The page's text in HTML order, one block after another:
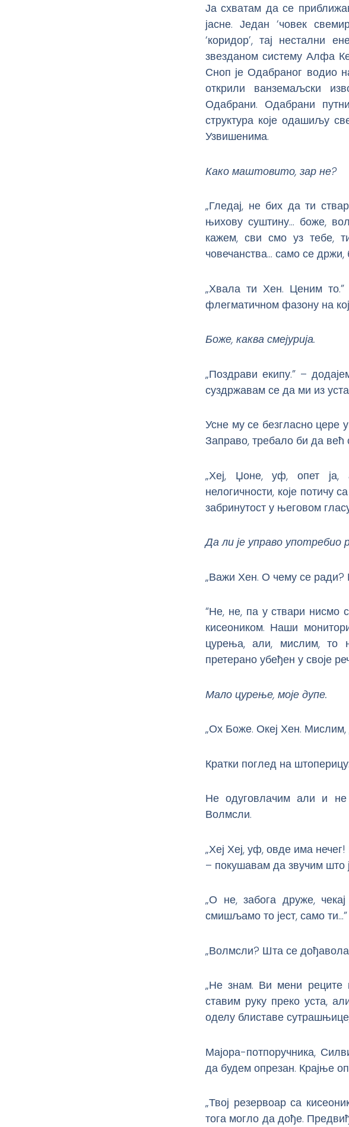
Ја схватам да се
јасне. Један ‘човек
‘коридор’, тај нестални
звезданом систему Алфа
Сноп је Одабраног водио
открили ванземаљски
Одабрани. Одабрани
структура које одашиљу
Узвишенима.
Како маштовито, зар не?
„Гледај, не бих да ти
њихову суштину… боже,
кажем, сви смо уз тебе,
човечанства… само се држи,
„Хвала ти Хен. Ценим
флегматичном фазону на
Боже, каква смејурија.
„Поздрави екипу.” –
суздржавам се да ми из уста
Усне му се безгласно цере
Заправо, требало би да већ
„Хеј, Џоне, уф, опет ја,
нелогичности, које потичу
забринутост у његовом
Да ли је управо употребио
„Важи Хен. О чему се ради?
“Не, не, па у ствари нисмо
кисеоником. Наши
цурења, али, мислим, то
претерано убеђен у своје
Мало цурење, моје дупе.
„Ох Боже. Океј Хен. Мислим,
Кратки поглед на
Не одуговлачим али и не
Волмсли.
„Хеј Хеј, уф, овде има
– покушавам да звучим што
„О не, забога друже,
смишљамо то јест, само
„Волмсли? Шта се
„Не знам. Ви мени реците
ставим руку преко уста,
оделу блиставе
Мајора-потпоручника,
да будем опрезан. Крајње
„Твој резервоар са
тога могло да дође.